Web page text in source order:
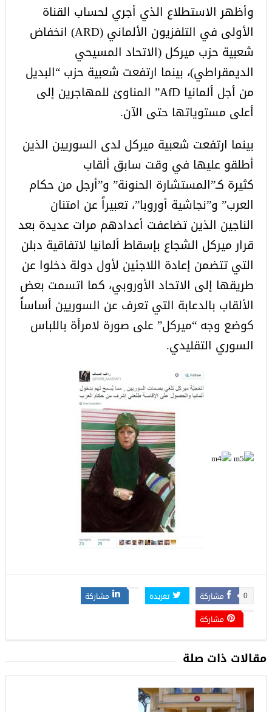
وأظهر الاستطلاع الذي أجري لحساب القناة
الأولى في التلفزيون الألماني (ARD) انخفاض
شعبية حزب ميركل (الاتحاد المسيحي
الديمقراطي)، بينما ارتفعت شعبية حزب “البديل
من أجل ألمانيا AfD” المناوئ للمهاجرين إلى
أعلى مستوياتها حتى الآن.
بينما ارتفعت شعبية ميركل لدى السوريين الذين
أطلقو عليها في وقت سابق ألقاب
كثيرة كـ”المستشارة الحنونة” و”أرجل من حكام
العرب” و”نجاشية أوروبا”، تعبيراً عن امتنان
الناجين الذين تضاعفت أعدادهم مرات عديدة بعد
قرار ميركل الشجاع بإسقاط ألمانيا لاتفاقية دبلن
التي تتضمن إعادة اللاجئين لأول دولة دخلوا عن
طريقها إلى الاتحاد الأوروبي، كما اتسمت بعض
الألقاب بالدعابة التي تعرف عن السوريين أساساً
كوضع وجه “ميركل” على صورة لامرأة باللباس
السوري التقليدي.
مشاركة 0 تغريدة
مشاركة
مشاركة
مقالات ذات صلة